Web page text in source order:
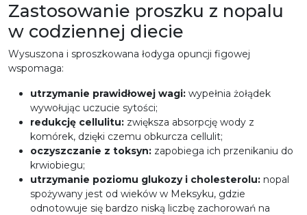
Zastosowanie proszku z nopalu
w codziennej diecie
Wysuszona i sproszkowana łodyga opuncji figowej
wspomaga:
utrzymanie prawidłowej wagi: wypełnia żołądek
wywołując uczucie sytości;
redukcję cellulitu: zwiększa absorpcję wody z
komórek, dzięki czemu obkurcza cellulit;
oczyszczanie z toksyn: zapobiega ich przenikaniu do
krwiobiegu;
utrzymanie poziomu glukozy i cholesterolu: nopal
spożywany jest od wieków w Meksyku, gdzie
odnotowuje się bardzo niską liczbę zachorowań na